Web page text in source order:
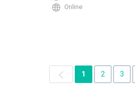
Online
1 2 3